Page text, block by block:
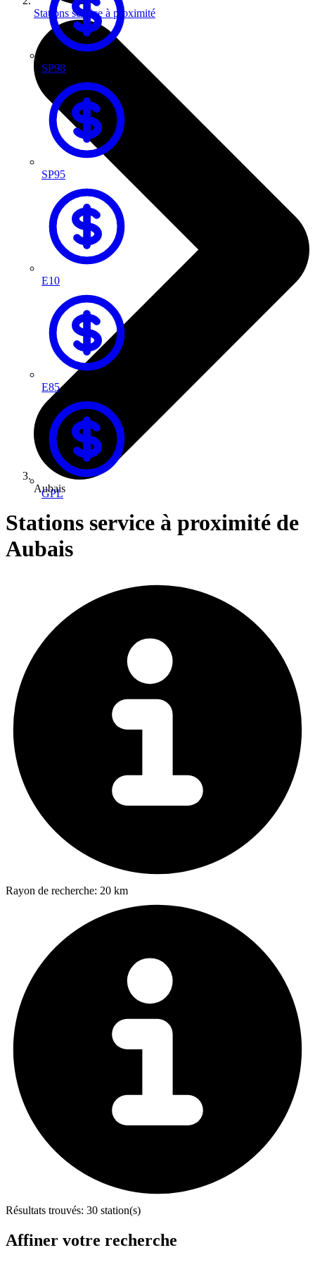
SP98
SP95
E10
E85
GPL
Stations service à proximité
Aubais
Stations service à proximité de
Aubais
Rayon de recherche: 20 km
Résultats trouvés: 30 station(s)
Affiner votre recherche